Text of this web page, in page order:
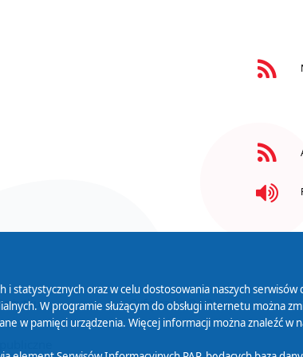
Cyfryzacja DAB+
statystycznych oraz w celu dostosowania naszych
W programie służącym do obsługi internetu można
w pamięci urządzenia. Więcej informacji można znaleźć w